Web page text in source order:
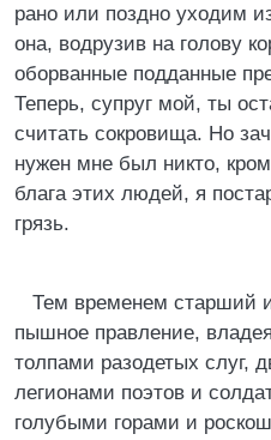
рано или поздно уходим
она, водрузив на голову
оборванные подданные
Теперь, супруг мой, ты
считать сокровища. Но
нужен мне был никто,
блага этих людей, я
грязь.
Тем временем старший
пышное правление,
толпами разодетых слуг,
легионами поэтов и
голубыми горами и